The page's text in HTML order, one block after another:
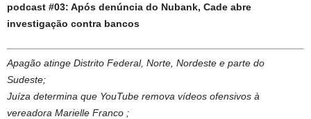
podcast #03: Após denúncia do Nubank, Cade abre
investigação contra bancos
Apagão atinge Distrito Federal, Norte, Nordeste e parte do
Sudeste;
Juíza determina que YouTube remova vídeos ofensivos à
vereadora Marielle Franco ;